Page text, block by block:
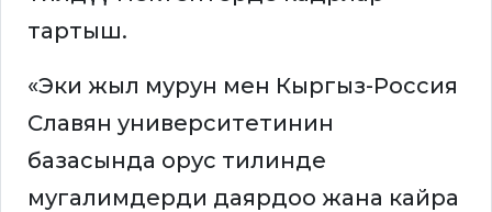
тартыш.
«Эки жыл мурун мен Кыргыз-Россия
Славян университетинин
базасында орус тилинде
мугалимдерди даярдоо жана кайра